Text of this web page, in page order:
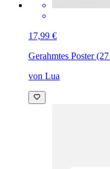
17,99 €
Gerahmtes Poster
von Lua